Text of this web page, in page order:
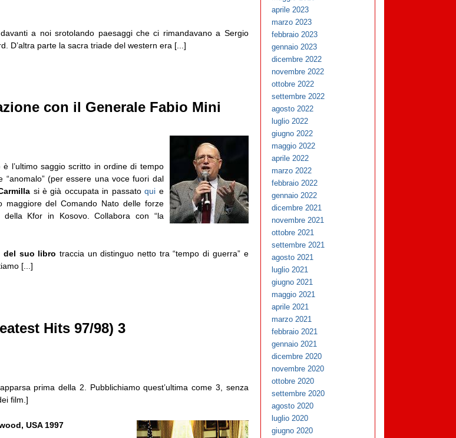
a noi srotolando paesaggi che ci rimandavano a Sergio
D’altra parte la sacra triade del western era [...]
con il Generale Fabio Mini
l’ultimo saggio scritto in ordine di tempo
(per essere una voce fuori dal
si è già occupata in passatoqui e
del Comando Nato delle forze
Kfor in Kosovo. Collabora con “la
del suo libro traccia un distinguo netto tra “tempo di guerra” e
[...]
Hits 97/98) 3
prima della 2. Pubblichiamo quest’ultima come 3, senza
film.]
USA 1997
aprile 2023
marzo 2023
febbraio 2023
gennaio 2023
dicembre 2022
novembre 2022
ottobre 2022
settembre 2022
agosto 2022
luglio 2022
giugno 2022
maggio 2022
aprile 2022
marzo 2022
febbraio 2022
gennaio 2022
dicembre 2021
novembre 2021
ottobre 2021
settembre 2021
agosto 2021
luglio 2021
giugno 2021
maggio 2021
aprile 2021
marzo 2021
febbraio 2021
gennaio 2021
dicembre 2020
novembre 2020
ottobre 2020
settembre 2020
agosto 2020
luglio 2020
giugno 2020